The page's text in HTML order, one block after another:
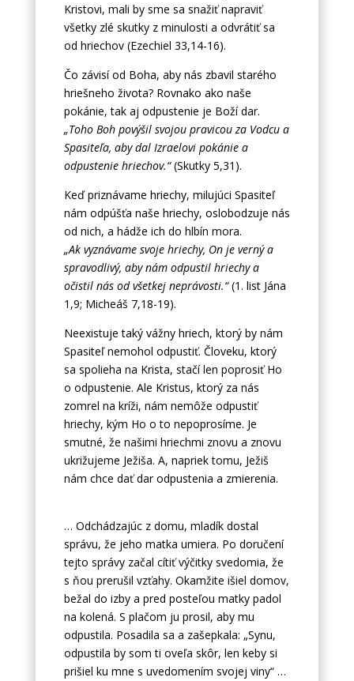
Kristovi, mali by sme sa snažiť napraviť
všetky zlé skutky z minulosti a odvrátiť sa
od hriechov (Ezechiel 33,14-16).
Čo závisí od Boha, aby nás zbavil starého
hriešneho života? Rovnako ako naše
pokánie, tak aj odpustenie je Boží dar.
„Toho Boh povýšil svojou pravicou za Vodcu a
Spasiteľa, aby dal Izraelovi pokánie a
odpustenie hriechov.“(Skutky 5,31).
Keď priznávame hriechy, milujúci Spasiteľ
nám odpúšťa naše hriechy, oslobodzuje nás
od nich, a hádže ich do hlbín mora.
„Ak vyznávame svoje hriechy, On je verný a
spravodlivý, aby nám odpustil hriechy a
očistil nás od všetkej neprávosti.“(1. list Jána
1,9; Micheáš 7,18-19).
Neexistuje taký vážny hriech, ktorý by nám
Spasiteľ nemohol odpustiť. Človeku, ktorý
sa spolieha na Krista, stačí len poprosiť Ho
o odpustenie. Ale Kristus, ktorý za nás
zomrel na kríži, nám nemôže odpustiť
hriechy, kým Ho o to nepoprosíme. Je
smutné, že našimi hriechmi znovu a znovu
ukrižujeme Ježiša. A, napriek tomu, Ježiš
nám chce dať dar odpustenia a zmierenia.
… Odchádzajúc z domu, mladík dostal
správu, že jeho matka umiera. Po doručení
tejto správy začal cítiť výčitky svedomia, že
s ňou prerušil vzťahy. Okamžite išiel domov,
bežal do izby a pred posteľou matky padol
na kolená. S plačom ju prosil, aby mu
odpustila. Posadila sa a zašepkala: „Synu,
odpustila by som ti oveľa skôr, len keby si
prišiel ku mne s uvedomením svojej viny“ …